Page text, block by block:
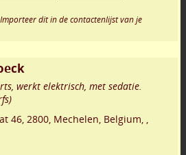
dit in de contactenlijst van je
werkt elektrisch, met sedatie.
46 2800 Mechelen Belgium,